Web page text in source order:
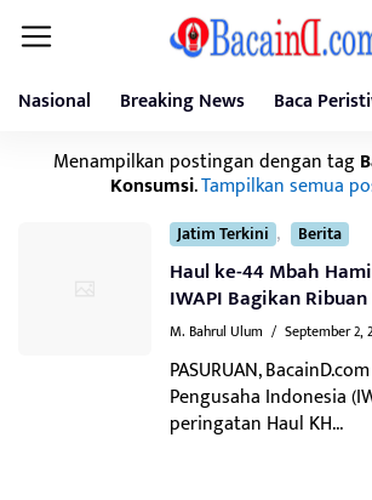
Nasional Breaking News Baca
Menampilkan postingan dengan tag
Konsumsi.Tampilkan semua
Jatim Terkini , Berita
Haul ke-44 Mbah
IWAPI Bagikan
M. Bahrul Ulum / September 2,
PASURUAN,
Pengusaha Indonesia
peringatan Haul KH...